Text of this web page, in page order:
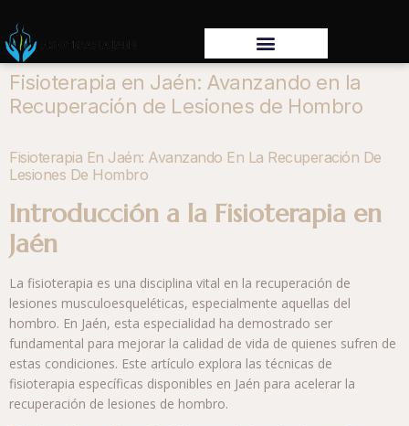
Fisioterapia en Jaén: Avanzando en la
Recuperación de Lesiones de Hombro
Fisioterapia En Jaén: Avanzando En La Recuperación De
Lesiones De Hombro
Introducción a la Fisioterapia en
Jaén
La fisioterapia es una disciplina vital en la recuperación de
lesiones musculoesqueléticas, especialmente aquellas del
hombro. En Jaén, esta especialidad ha demostrado ser
fundamental para mejorar la calidad de vida de quienes sufren de
estas condiciones. Este artículo explora las técnicas de
fisioterapia específicas disponibles en Jaén para acelerar la
recuperación de lesiones de hombro.